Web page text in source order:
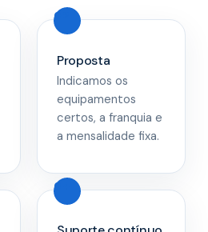
Proposta
Indicamos os
equipamentos
certos, a franquia e
a mensalidade fixa.